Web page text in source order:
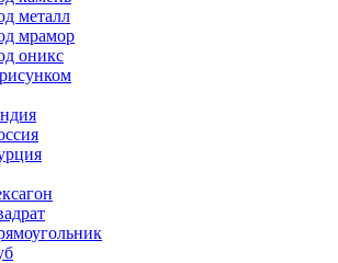
металл
мрамор
оникс